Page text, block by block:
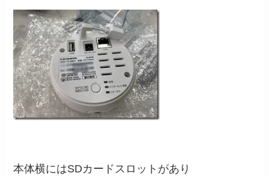
本体横にはSDカードスロットがあり